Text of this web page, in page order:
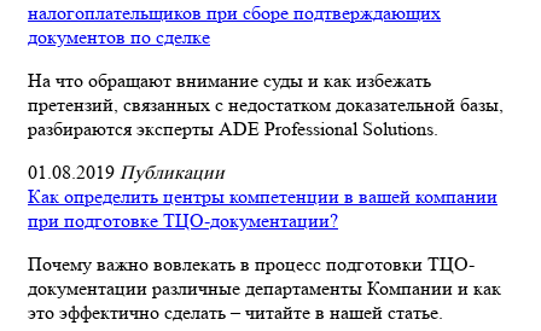
налогоплательщиков при сборе подтверждающих
документов по сделке
На что обращают внимание суды и как избежать
претензий, связанных с недостатком доказательной базы,
разбираются эксперты ADE Professional Solutions.
01.08.2019 Публикации
Как определить центры компетенции в вашей компании
при подготовке ТЦО-документации?
Почему важно вовлекать в процесс подготовки ТЦО-
документации различные департаменты Компании и как
это эффектично сделать – читайте в нашей статье.